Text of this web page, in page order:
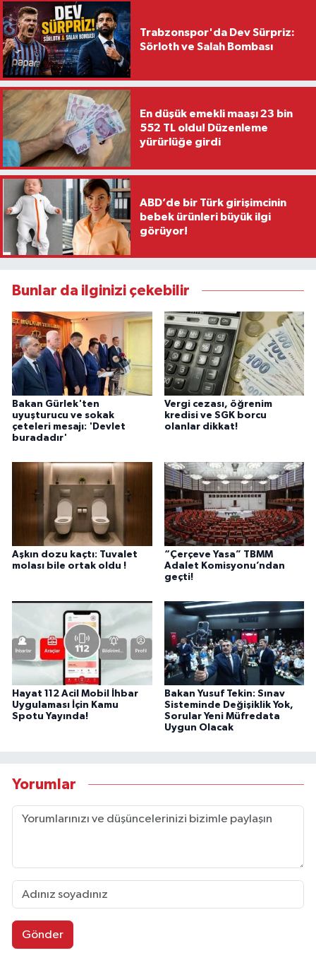
Trabzonspor'da Dev Sürpriz:
Sörloth ve Salah Bombası
En düşük emekli maaşı 23 bin
552 TL oldu! Düzenleme
yürürlüğe girdi
ABD’de bir Türk girişimcinin
bebek ürünleri büyük ilgi
görüyor!
Bunlar da ilginizi çekebilir
Bakan Gürlek'ten
uyuşturucu ve sokak
çeteleri mesajı: 'Devlet
buradadır'
Vergi cezası, öğrenim
kredisi ve SGK borcu
olanlar dikkat!
Aşkın dozu kaçtı: Tuvalet
molası bile ortak oldu !
“Çerçeve Yasa” TBMM
Adalet Komisyonu’ndan
geçti!
Hayat 112 Acil Mobil İhbar
Uygulaması İçin Kamu
Spotu Yayında!
Bakan Yusuf Tekin: Sınav
Sisteminde Değişiklik Yok,
Sorular Yeni Müfredata
Uygun Olacak
Yorumlar
Gönder